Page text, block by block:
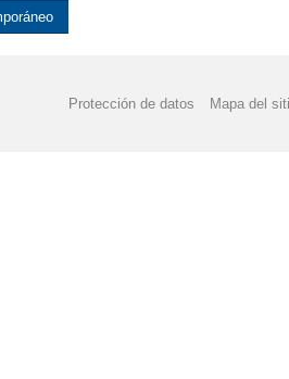
Protección de datos Mapa del